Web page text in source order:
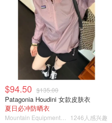
$94.50 $135.00
Patagonia Houdini 女款皮肤衣
夏日必冲防晒衣
1246人感兴趣